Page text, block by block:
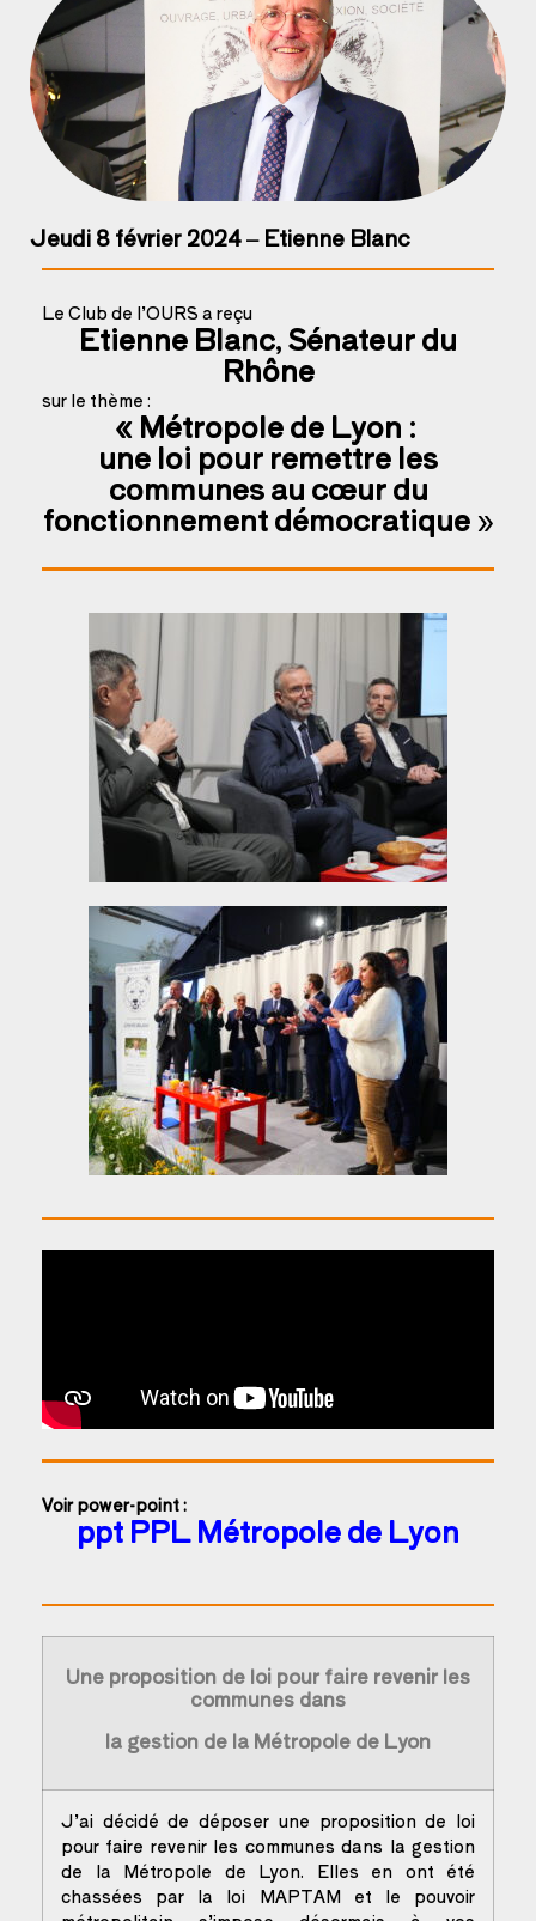
Jeudi 8 février 2024 – Etienne Blanc
Le Club de l’OURS a reçu
Etienne Blanc, Sénateur du
Rhône
sur le thème :
« Métropole de Lyon :
une loi pour remettre les
communes au cœur du
fonctionnement démocratique»
Voir power-point :
ppt PPL Métropole de Lyon
Une proposition de loi pour faire revenir les
communes dans
la gestion de la Métropole de Lyon
J’ai décidé de déposer une proposition de loi
pour faire revenir les communes dans la gestion
de la Métropole de Lyon. Elles en ont été
chassées par la loi MAPTAM et le pouvoir